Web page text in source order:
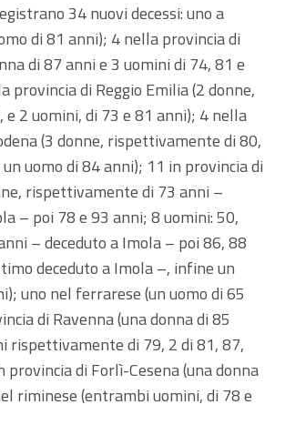
34 nuovi decessi: uno a
di 81 anni); 4 nella provincia di
di 87 anni e 3 uomini di 74, 81 e
provincia di Reggio Emilia (2 donne,
e 2 uomini, di 73 e 81 anni); 4 nella
(3 donne, rispettivamente di 80,
uomo di 84 anni); 11 in provincia di
rispettivamente di 73 anni –
– poi 78 e 93 anni; 8 uomini: 50,
– deceduto a Imola – poi 86, 88
deceduto a Imola –, infine un
uno nel ferrarese (un uomo di 65
di Ravenna (una donna di 85
rispettivamente di 79, 2 di 81, 87,
provincia di Forlì-Cesena (una donna
riminese (entrambi uomini, di 78 e